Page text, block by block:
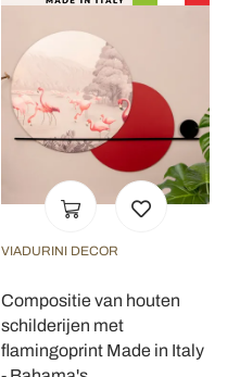
VIADURINI DECOR
Compositie van houten
schilderijen met
flamingoprint Made in Italy